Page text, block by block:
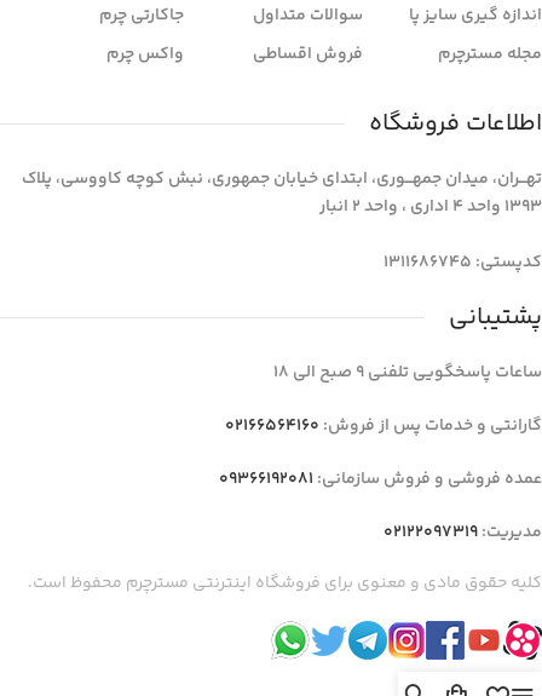
اندازه گیری سایز پا
مجله مسترچرم
سوالات متداول
فروش اقساطی
جاکارتی چرم
واکس چرم
اطلاعات فروشگاه
تهـــران، میدان جمهـــوری، ابتدای خیابان جمهوری، نبش کوچه کاووسی، پلاک
1393 واحد 4 اداری ، واحد 2 انبار
کدپستی: 1311686745
پشتیبانی
ساعات پاسخگویی تلفنی 9 صبح الی 18
گارانتی و خدمات پس از فروش: 02166564160
عمده فروشی و فروش سازمانی: 09366192081
مدیریت:02122097319
کلیه حقوق مادی و معنوی برای فروشگاه اینترنتی مسترچرم محفوظ است.